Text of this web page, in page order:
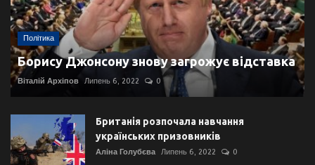
Політика
Борису Джонсону знову загрожує відставка
Віталій Архіпов Липень 6, 2022 0
Британія розпочала навчання
українських призовників
Аліна Голубєва Липень 6, 2022 0